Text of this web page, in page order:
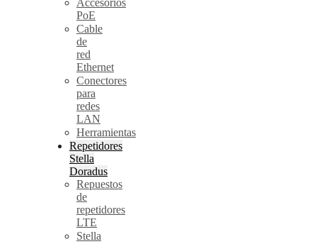
Accesorios
PoE
Cable
de
red
Ethernet
Conectores
para
redes
LAN
Herramientas
Repetidores
Stella
Doradus
Repuestos
de
repetidores
LTE
Stella